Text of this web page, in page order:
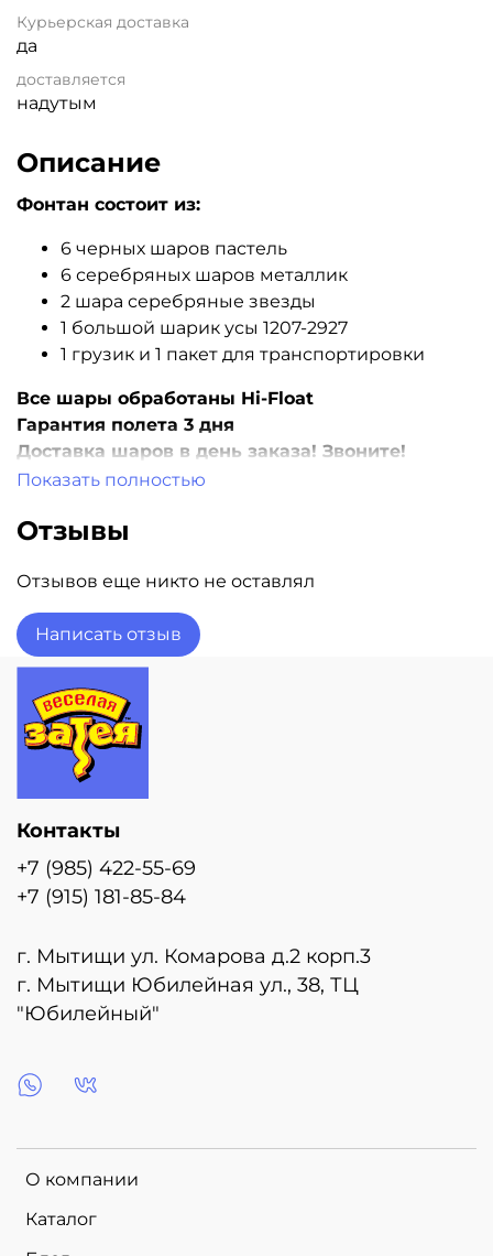
Курьерская доставка
да
доставляется
надутым
Описание
Фонтан состоит из:
6 черных шаров пастель
6 серебряных шаров металлик
2 шара серебряные звезды
1 большой шарик усы 1207-2927
1 грузик и 1 пакет для транспортировки
Все шары обработаны Hi-Float
Гарантия полета 3 дня
Доставка шаров в день заказа! Звоните!
Показать полностью
Отзывы
Отзывов еще никто не оставлял
Написать отзыв
О компании
Каталог
Контакты
+7 (985) 422-55-69
+7 (915) 181-85-84
г. Мытищи ул. Комарова д.2 корп.3
г. Мытищи Юбилейная ул., 38, ТЦ
"Юбилейный"